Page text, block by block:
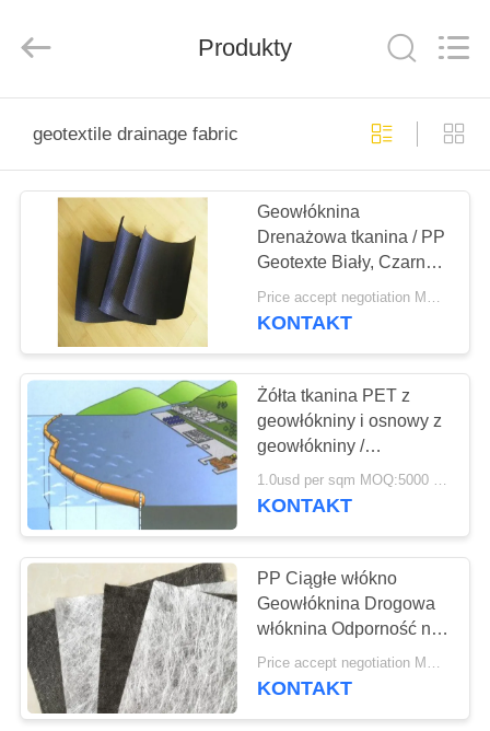
PRODUKTY
WYCIECZKA
PO
FABRYCE
KONTROLA
JAKOŚCI
SKONTAKTUJ
SIĘ
NAMI
Rights
Produkty
geotextile drainage fabric
Geowłóknina
Drenażowa tkanina / PP
Geotexte Biały, Czarny,
Zielony
Price accept negotiation MOQ:1SQM
KONTAKT
Żółta tkanina PET z
geowłókniny i osnowy z
geowłókniny /
geowłóknina
1.0usd per sqm MOQ:5000 mkw
KONTAKT
PP Ciągłe włókno
Geowłóknina Drogowa
włóknina Odporność na
alkalia
Price accept negotiation MOQ:100sq.m.
KONTAKT